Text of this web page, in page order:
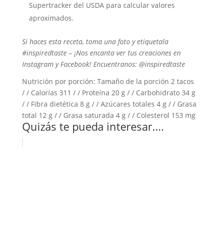
Supertracker del USDA para calcular valores
aproximados.
Si haces esta receta, toma una foto y etiquetala
#inspiredtaste – ¡Nos encanta ver tus creaciones en
Instagram y Facebook! Encuentranos: @inspiredtaste
Nutrición por porción: Tamaño de la porción 2 tacos
/ / Calorías 311 / / Proteína 20 g / / Carbohidrato 34 g
/ / Fibra dietética 8 g / / Azúcares totales 4 g / / Grasa
total 12 g / / Grasa saturada 4 g / / Colesterol 153 mg
Quizás te pueda interesar....